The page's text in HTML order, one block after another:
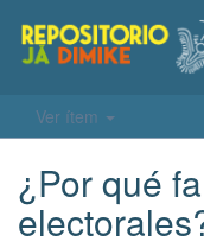
Ver ítem
¿Por qué